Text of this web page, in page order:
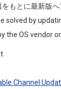
もとに最新版
solved by
the OS vendor
Channel